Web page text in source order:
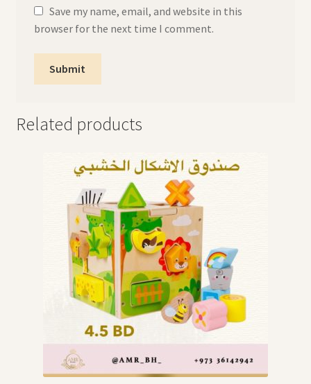
Save my name, email, and website in this
browser for the next time I comment.
Related products